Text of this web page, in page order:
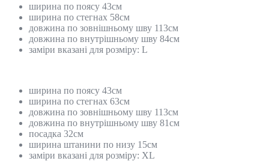
ширина по поясу 43см
ширина по стегнах 58см
довжина по зовнішньому шву 113см
довжина по внутрішньому шву 84см
заміри вказані для розміру: L
ширина по поясу 43см
ширина по стегнах 63см
довжина по зовнішньому шву 113см
довжина по внутрішньому шву 81см
посадка 32см
ширина штанини по низу 15см
заміри вказані для розміру: XL